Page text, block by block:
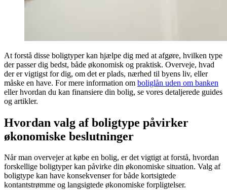
At forstå disse boligtyper kan hjælpe dig med at afgøre, hvilken type
der passer dig bedst, både økonomisk og praktisk. Overveje, hvad
der er vigtigst for dig, om det er plads, nærhed til byens liv, eller
måske en have. For mere information om boliglån uden om banken
eller hvordan du kan finansiere din bolig, se vores detaljerede guides
og artikler.
Hvordan valg af boligtype påvirker
økonomiske beslutninger
Når man overvejer at købe en bolig, er det vigtigt at forstå, hvordan
forskellige boligtyper kan påvirke din økonomiske situation. Valg af
boligtype kan have konsekvenser for både kortsigtede
kontantstrømme og langsigtede økonomiske forpligtelser.